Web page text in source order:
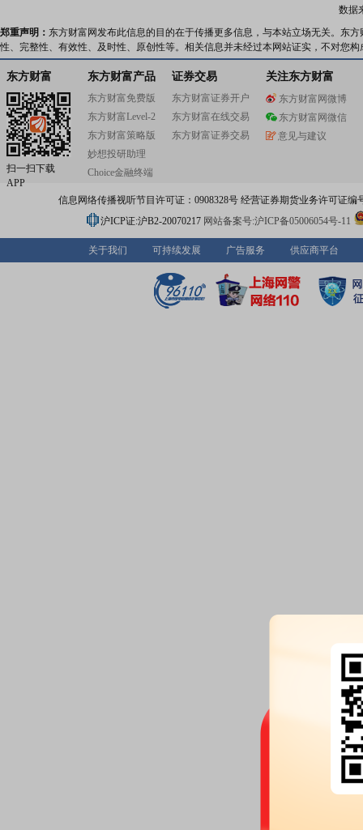
数据
郑重声明： 东方财富网发布此信息的目的在于传播更多信息，与本站立场无关。东
性、完整性、有效性、及时性、原创性等。相关信息并未经过本网站证实，不对您
东方财富
扫一扫下载
APP
东方财富产品
东方财富免费版
东方财富Level-2
东方财富策略版
妙想投研助理
Choice金融终端
证券交易
东方财富证券开户
东方财富在线交易
东方财富证券交易
关注东方财富
东方财富网微博
东方财富网微信
意见与建议
信息网络传播视听节目许可证：0908328号 经营证券期货业务许可证编
沪ICP证:沪B2-20070217 网站备案号:沪ICP备05006054号-11
关于我们 可持续发展 广告服务 供应商平台